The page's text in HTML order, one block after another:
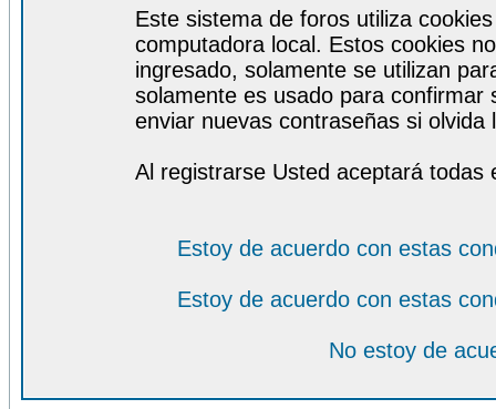
Este sistema de foros utiliza
computadora local. Estos cookies
ingresado, solamente se utilizan
solamente es usado para
enviar nuevas contraseñas si olvida
Al registrarse Usted aceptará todas
Estoy de acuerdo con estas
Estoy de acuerdo con estas
No estoy de